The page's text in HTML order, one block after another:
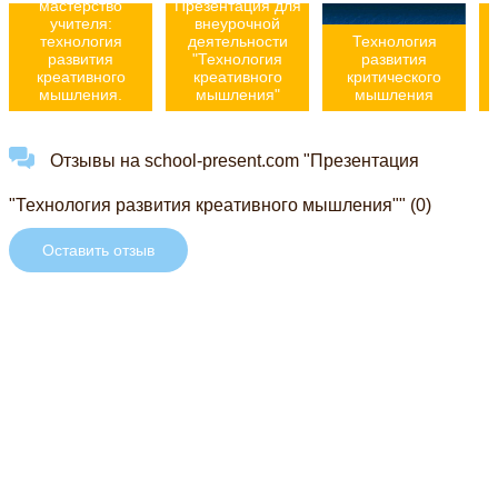
мастерство
учителя:
технология
развития
креативного
мышления.
Презентация для
внеурочной
деятельности
"Технология
креативного
мышления"
Технология
развития
критического
мышления
Отзывы на school-present.com "Презентация
"Технология развития креативного мышления"" (0)
Оставить отзыв